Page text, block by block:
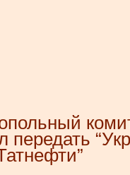
передать